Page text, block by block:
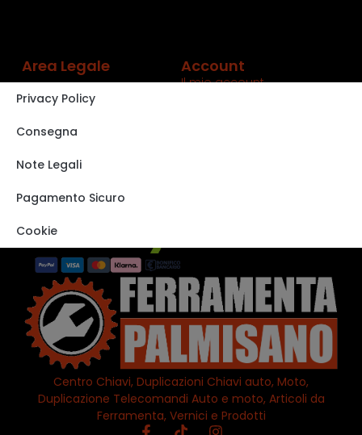
Centro Chiavi, Duplicazioni Chiavi auto, Moto,
Duplicazione Telecomandi Auto e moto, Articoli da
Ferramenta, Vernici e Prodotti
Area Legale
Privacy Policy
Consegna
Note Legali
Pagamento Sicuro
Cookie
Account
Il mio account
VISITA IL NOSTRO